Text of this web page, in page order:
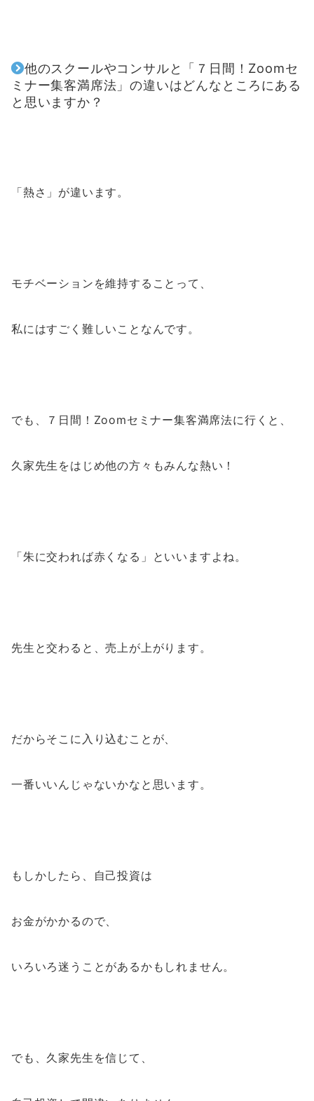
他のスクールやコンサルと 「 ７日間！Zoomセ
ミナー集客満席法 」の違いはどんなところにある
と思いますか？
「熱さ」が違います。
モチベーションを維持することって、
私にはすごく難しいことなんです。
でも、 ７日間！Zoomセミナー集客満席法に行くと、
久家先生をはじめ他の方々もみんな熱い！
「朱に交われば赤くなる」といいますよね。
先生と交わると、売上が上がります。
だからそこに入り込むことが、
一番いいんじゃないかなと思います。
もしかしたら、自己投資は
お金がかかるので、
いろいろ迷うことがあるかもしれません。
でも、久家先生を信じて、